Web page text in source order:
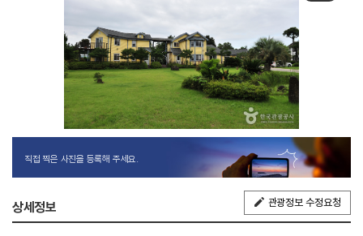
직접 찍은 사진을 등록해 주세요.
상세정보 관광정보 수정요청